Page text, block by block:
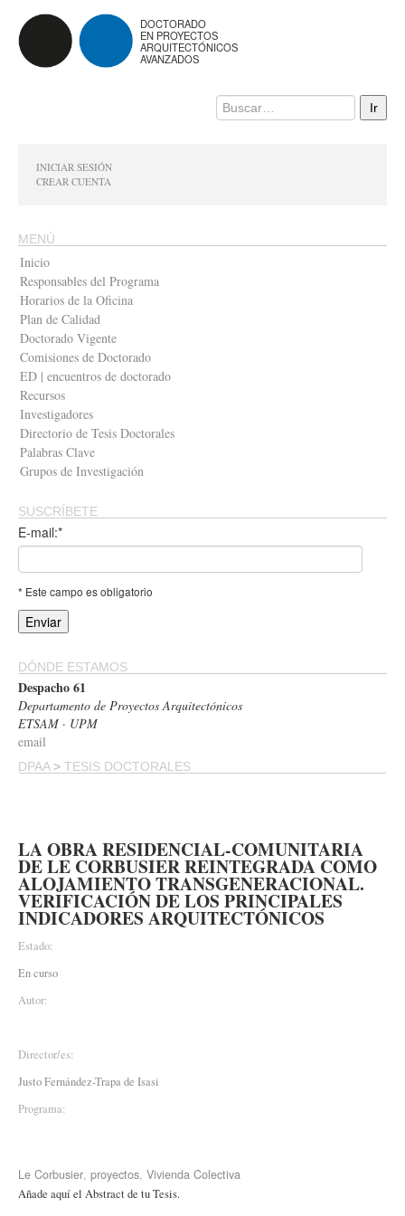
DOCTORADO
EN PROYECTOS
ARQUITECTÓNICOS
AVANZADOS
INICIAR SESIÓN
CREAR CUENTA
MENÚ
Inicio
Responsables del Programa
Horarios de la Oficina
Plan de Calidad
Doctorado Vigente
Comisiones de Doctorado
ED | encuentros de doctorado
Recursos
Investigadores
Directorio de Tesis Doctorales
Palabras Clave
Grupos de Investigación
SUSCRÍBETE
E-mail:*
* Este campo es obligatorio
DÓNDE ESTAMOS
Despacho 61
Departamento de Proyectos Arquitectónicos
ETSAM · UPM
email
DPAA> TESIS DOCTORALES
LA OBRA RESIDENCIAL-COMUNITARIA
DE LE CORBUSIER REINTEGRADA COMO
ALOJAMIENTO TRANSGENERACIONAL.
VERIFICACIÓN DE LOS PRINCIPALES
INDICADORES ARQUITECTÓNICOS
Estado:
En curso
Autor:
Director/es:
Justo Fernández-Trapa de Isasi
Programa:
Le Corbusier, proyectos, Vivienda Colectiva
Añade aquí el Abstract de tu Tesis.